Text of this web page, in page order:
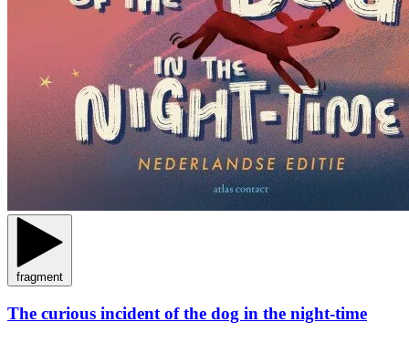
fragment
The curious incident of the dog in the night-time